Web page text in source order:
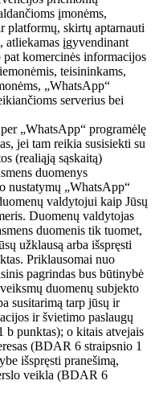
įmonėms,
platformų, skirtų aptarnauti
atliekamas įgyvendinant
komercinės informacijos
teisininkams,
„WhatsApp“
serverius bei
„WhatsApp“ programėlę
jei tam reikia susisiekti su
(realiąją sąskaitą)
duomenys
nustatymų „WhatsApp“
valdytojui kaip Jūsų
Duomenų valdytojas
duomenis tik tuomet,
užklausą arba išspręsti
Priklausomai nuo
pagrindas bus būtinybė
duomenų subjekto
susitarimą tarp jūsų ir
ir švietimo paslaugų
b punktas); o kitais atvejais
(BDAR 6 straipsnio 1
išspręsti pranešimą,
veikla (BDAR 6